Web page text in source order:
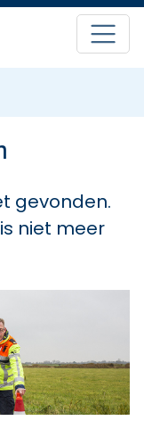
gevonden.
niet meer